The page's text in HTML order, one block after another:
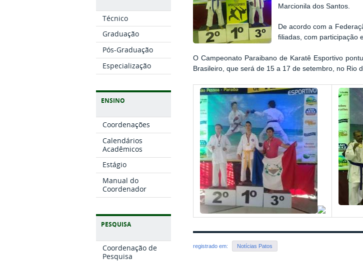
Técnico
Graduação
Pós-Graduação
Especialização
ENSINO
Coordenações
Calendários
Acadêmicos
Estágio
Manual do
Coordenador
PESQUISA
Coordenação de
Pesquisa
Marcionila dos Santos.
De acordo com a
filiadas, com participação
O Campeonato Paraibano de Karatê Esportivo
Brasileiro, que será de 15 a 17 de setembro, no Rio
registrado em: Notícias Patos